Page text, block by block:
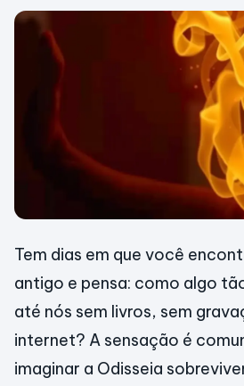
Tem dias em que você
antigo e pensa: como algo
até nós sem livros, sem
internet? A sensação é
imaginar a Odisseia